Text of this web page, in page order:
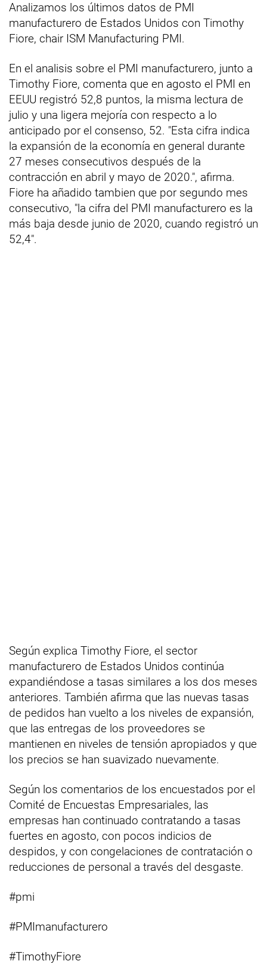
Analizamos los últimos datos de PMI
manufacturero de Estados Unidos con Timothy
Fiore, chair ISM Manufacturing PMI.
En el analisis sobre el PMI manufacturero, junto a
Timothy Fiore, comenta que en agosto el PMI en
EEUU registró 52,8 puntos, la misma lectura de
julio y una ligera mejoría con respecto a lo
anticipado por el consenso, 52. "Esta cifra indica
la expansión de la economía en general durante
27 meses consecutivos después de la
contracción en abril y mayo de 2020.", afirma.
Fiore ha añadido tambien que por segundo mes
consecutivo, "la cifra del PMI manufacturero es la
más baja desde junio de 2020, cuando registró un
52,4".
Según explica Timothy Fiore, el sector
manufacturero de Estados Unidos continúa
expandiéndose a tasas similares a los dos meses
anteriores. También afirma que las nuevas tasas
de pedidos han vuelto a los niveles de expansión,
que las entregas de los proveedores se
mantienen en niveles de tensión apropiados y que
los precios se han suavizado nuevamente.
Según los comentarios de los encuestados por el
Comité de Encuestas Empresariales, las
empresas han continuado contratando a tasas
fuertes en agosto, con pocos indicios de
despidos, y con congelaciones de contratación o
reducciones de personal a través del desgaste.
#pmi
#PMImanufacturero
#TimothyFiore